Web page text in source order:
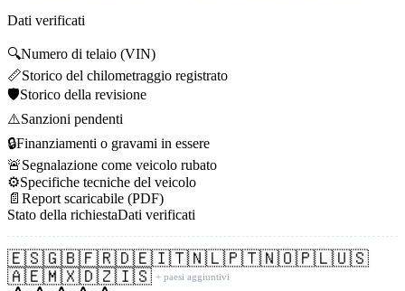
Dati verificati
🔍Numero di telaio (VIN)
📏Storico del chilometraggio registrato
🛡️Storico della revisione
⚠️Sanzioni pendenti
🔒Finanziamenti o gravami in essere
🚨Segnalazione come veicolo rubato
⚙️Specifiche tecniche del veicolo
📄 Report scaricabile (PDF)
Stato della richiestaDati verificati
🇪🇸🇬🇧🇫🇷🇩🇪🇮🇹🇳🇱🇵🇹🇳🇴🇵🇱🇺🇸
🇦🇪🇲🇽🇩🇿🇮🇸 + paesi aggiuntivi